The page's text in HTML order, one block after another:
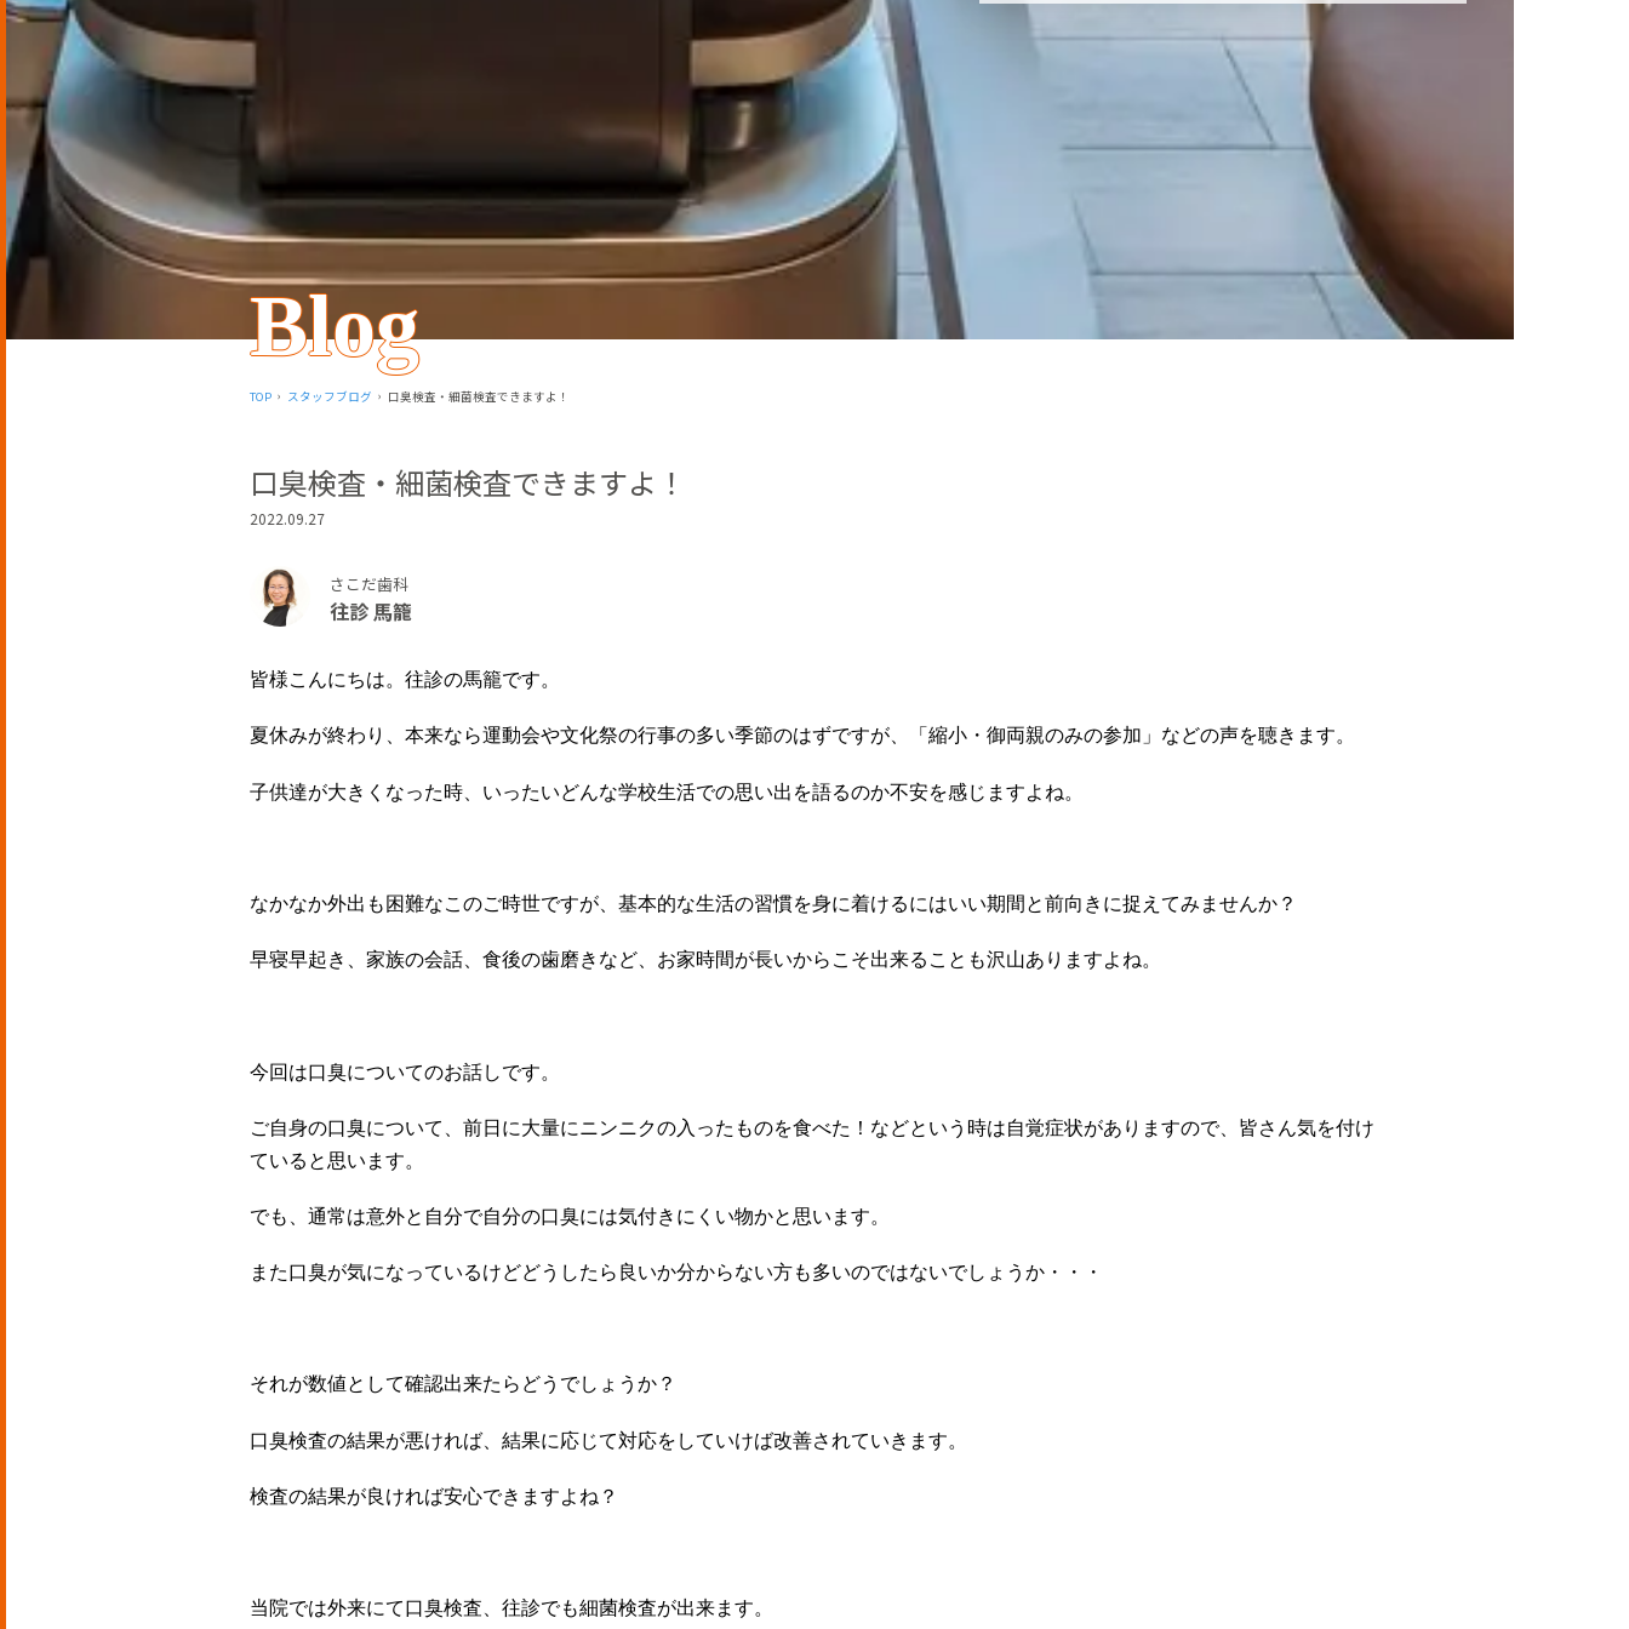
Blog
TOP スタッフブログ 口臭検査・細菌検査できますよ！
口臭検査・細菌検査できますよ！
2022.09.27
さこだ歯科
往診 馬籠
皆様こんにちは。往診の馬籠です。
夏休みが終わり、本来なら運動会や文化祭の行事の多い季節のはずですが、「縮小・御両親のみの参加」などの声を聴きます。
子供達が大きくなった時、いったいどんな学校生活での思い出を語るのか不安を感じますよね。
なかなか外出も困難なこのご時世ですが、基本的な生活の習慣を身に着けるにはいい期間と前向きに捉えてみませんか？
早寝早起き、家族の会話、食後の歯磨きなど、お家時間が長いからこそ出来ることも沢山ありますよね。
今回は口臭についてのお話しです。
ご自身の口臭について、前日に大量にニンニクの入ったものを食べた！などという時は自覚症状がありますので、皆さん気を付け
ていると思います。
でも、通常は意外と自分で自分の口臭には気付きにくい物かと思います。
また口臭が気になっているけどどうしたら良いか分からない方も多いのではないでしょうか・・・
それが数値として確認出来たらどうでしょうか？
口臭検査の結果が悪ければ、結果に応じて対応をしていけば改善されていきます。
検査の結果が良ければ安心できますよね？
当院では外来にて口臭検査、往診でも細菌検査が出来ます。